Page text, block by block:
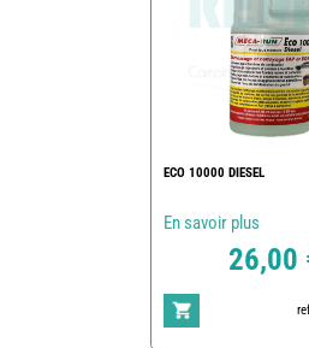
ECO 10000 DIESEL
En savoir plus
26,00